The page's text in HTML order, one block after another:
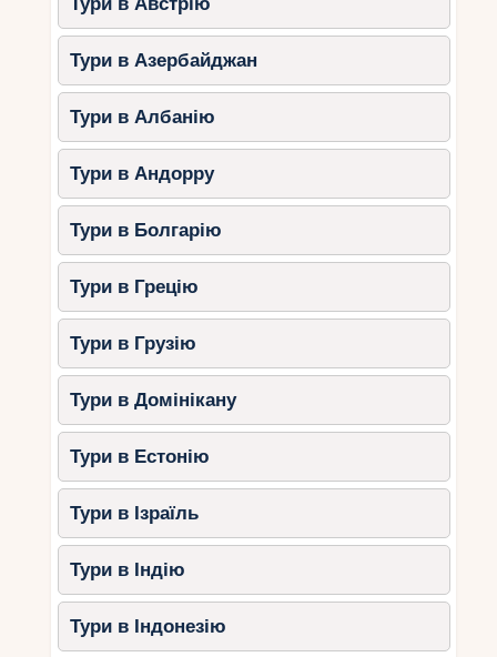
Тури в Азербайджан
Тури в Албанію
Тури в Андорру
Тури в Болгарію
Тури в Грецію
Тури в Грузію
Тури в Домінікану
Тури в Естонію
Тури в Ізраїль
Тури в Індію
Тури в Індонезію